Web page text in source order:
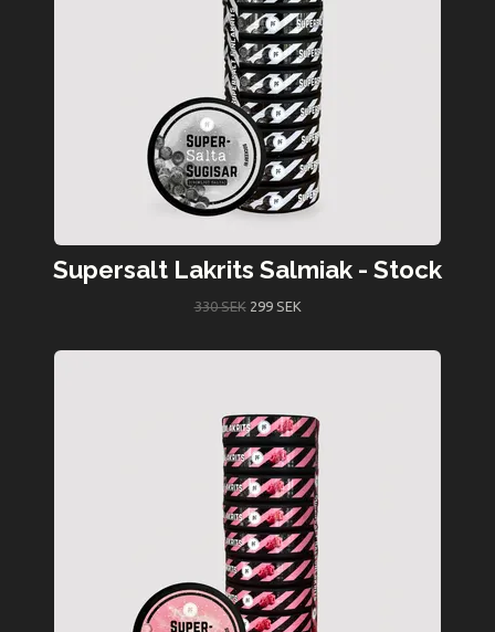
Supersalt Lakrits Salmiak - Stock
330 SEK 299 SEK